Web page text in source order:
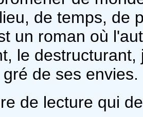
de temps, de
un roman où
le
de ses envies.
de lecture qui